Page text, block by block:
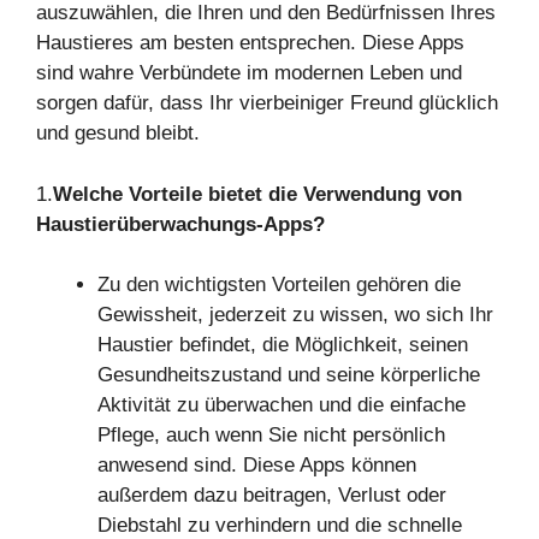
auszuwählen, die Ihren und den Bedürfnissen Ihres
Haustieres am besten entsprechen. Diese Apps
sind wahre Verbündete im modernen Leben und
sorgen dafür, dass Ihr vierbeiniger Freund glücklich
und gesund bleibt.
1.Welche Vorteile bietet die Verwendung von
Haustierüberwachungs-Apps?
Zu den wichtigsten Vorteilen gehören die
Gewissheit, jederzeit zu wissen, wo sich Ihr
Haustier befindet, die Möglichkeit, seinen
Gesundheitszustand und seine körperliche
Aktivität zu überwachen und die einfache
Pflege, auch wenn Sie nicht persönlich
anwesend sind. Diese Apps können
außerdem dazu beitragen, Verlust oder
Diebstahl zu verhindern und die schnelle